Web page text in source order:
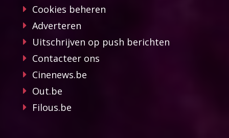
Cookies beheren
Adverteren
Uitschrijven op push berichten
Contacteer ons
Cinenews.be
Out.be
Filous.be